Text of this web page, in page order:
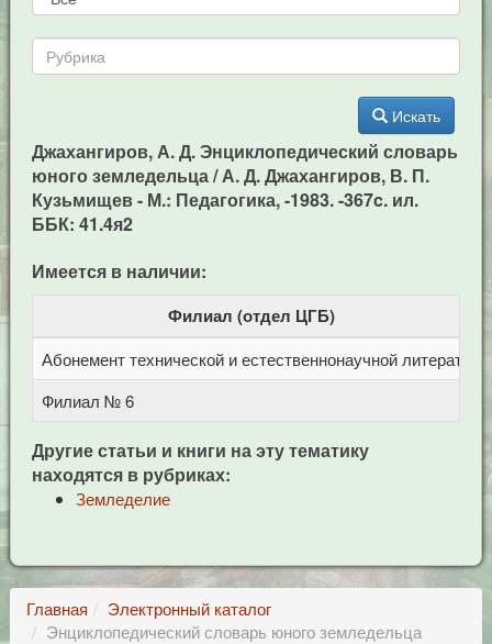
Искать
Джахангиров, А. Д. Энциклопедический словарь
юного земледельца / А. Д. Джахангиров, В. П.
Кузьмищев - М.: Педагогика, -1983. -367c. ил.
ББК: 41.4я2
Имеется в наличии:
Филиал (отдел ЦГБ)
Абонемент технической и естественнонаучной литерат
Филиал № 6
Другие статьи и книги на эту тематику
находятся в рубриках:
Земледелие
Главная
Электронный каталог
Энциклопедический словарь юного земледельца